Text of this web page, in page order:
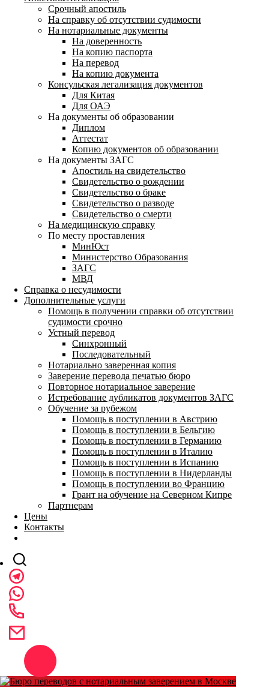
Срочный апостиль
На справку об отсутствии судимости
На нотариальные документы
На доверенность
На копию паспорта
На перевод
На копию документа
Консульская легализация документов
Для Китая
Для ОАЭ
На документы об образовании
Диплом
Аттестат
Копию документов об образовании
На документы ЗАГС
Апостиль на свидетельство
Свидетельство о рождении
Свидетельство о браке
Свидетельство о разводе
Свидетельство о смерти
На медицинскую справку
По месту проставления
МинЮст
Министерство Образования
ЗАГС
МВД
Справка о несудимости
Дополнительные услуги
Помощь в получении справки об отсутствии
судимости срочно
Устный перевод
Синхронный
Последовательный
Нотариально заверенная копия
Заверение перевода печатью бюро
Повторное нотариальное заверение
Истребование дубликатов документов ЗАГС
Обучение за рубежом
Помощь в поступлении в Австрию
Помощь в поступлении в Бельгию
Помощь в поступлении в Германию
Помощь в поступлении в Италию
Помощь в поступлении в Испанию
Помощь в поступлении в Нидерланды
Помощь в поступлении во Францию
Грант на обучение на Северном Кипре
Партнерам
Цены
Контакты